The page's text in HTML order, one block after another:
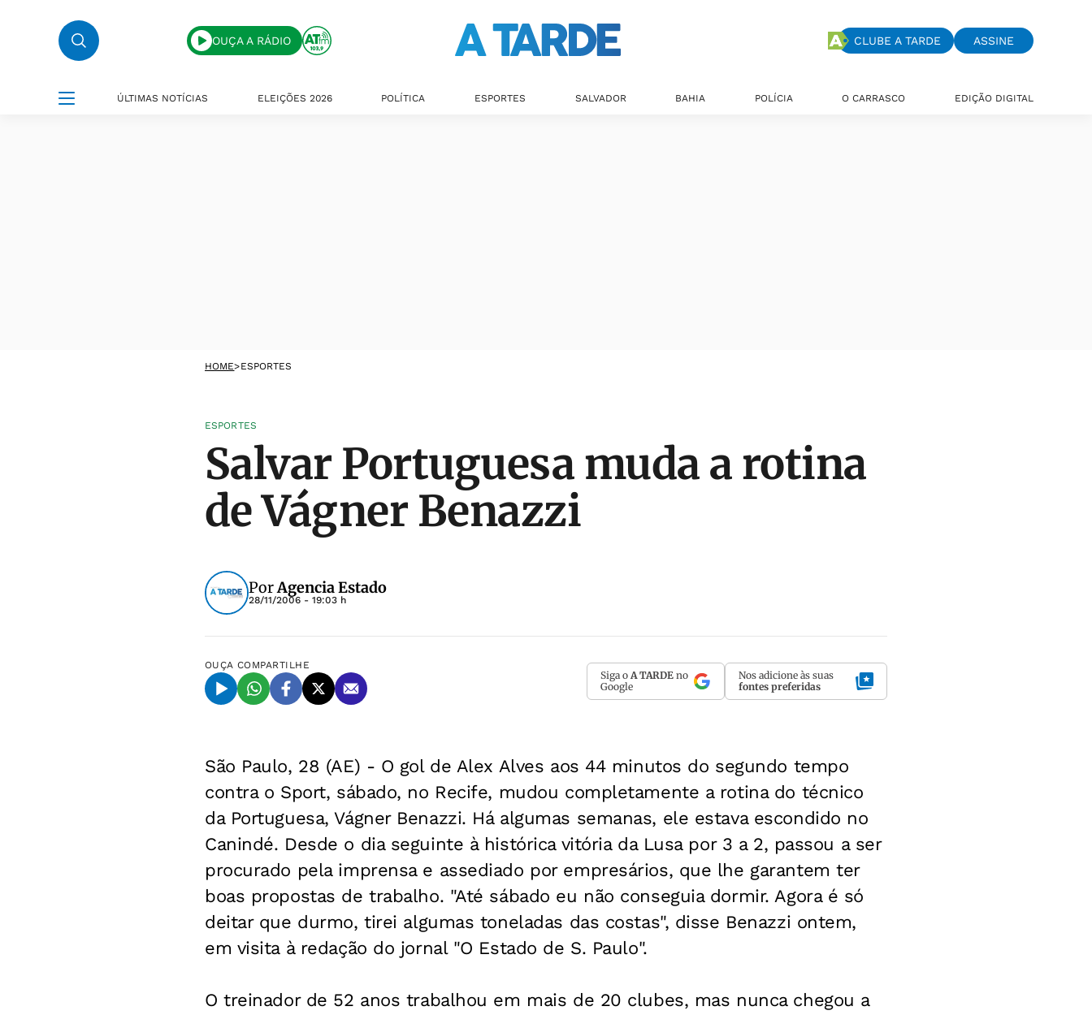
OUÇA A RÁDIO CLUBE A TARDE ASSINE
ÚLTIMAS NOTÍCIAS ELEIÇÕES 2026 POLÍTICA ESPORTES SALVADOR BAHIA POLÍCIA O CARRASCO EDIÇÃO DIGITAL
HOME>ESPORTES
ESPORTES
Salvar Portuguesa muda a rotina
de Vágner Benazzi
PorAgencia Estado
28/11/2006 - 19:03 h
OUÇA COMPARTILHE
Siga o A TARDE no
Google
Nos adicione às suas
fontes preferidas
São Paulo, 28 (AE) - O gol de Alex Alves aos 44 minutos do segundo tempo
contra o Sport, sábado, no Recife, mudou completamente a rotina do técnico
da Portuguesa, Vágner Benazzi. Há algumas semanas, ele estava escondido no
Canindé. Desde o dia seguinte à histórica vitória da Lusa por 3 a 2, passou a ser
procurado pela imprensa e assediado por empresários, que lhe garantem ter
boas propostas de trabalho. "Até sábado eu não conseguia dormir. Agora é só
deitar que durmo, tirei algumas toneladas das costas", disse Benazzi ontem,
em visita à redação do jornal "O Estado de S. Paulo".
O treinador de 52 anos trabalhou em mais de 20 clubes, mas nunca chegou a